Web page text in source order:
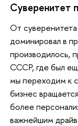
Суверенитет
От
доминировал в
производилось,
СССР, где был
мы переходим к
бизнес
более
важнейшим